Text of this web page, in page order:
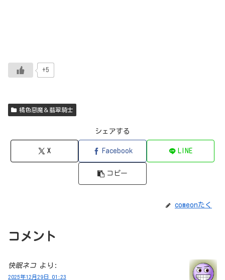
+5
橘色惡魔＆翡翠騎士
シェアする
X Facebook LINE
コピー
comeonたく
コメント
快眠ネコ より:
2025年12月29日 01:23